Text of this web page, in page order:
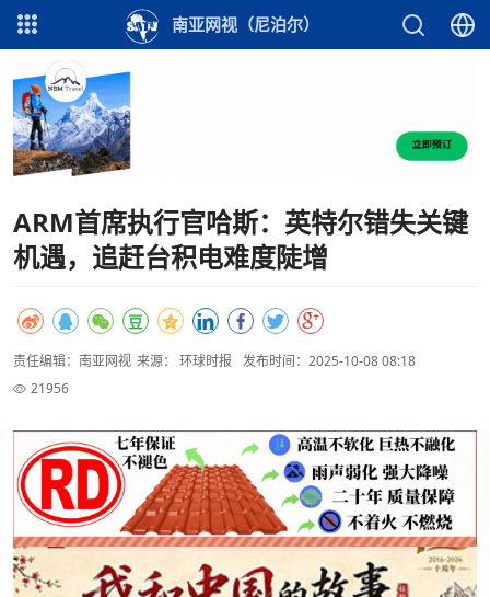
南亚网视（尼泊尔）
ARM首席执行官哈斯：英特尔错失关键
机遇，追赶台积电难度陡增
责任编辑：南亚网视 来源： 环球时报
发布时间：2025-10-08 08:18
21956